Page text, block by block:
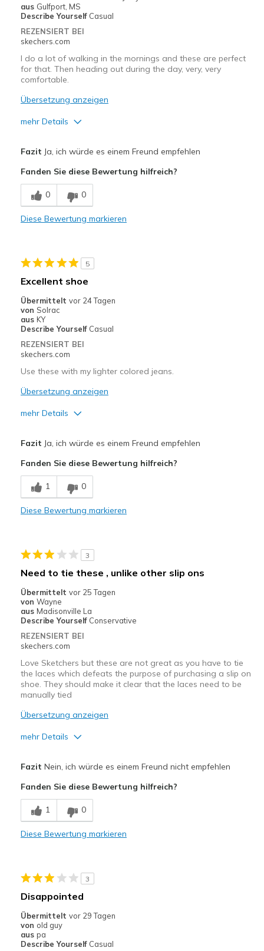
Geeignete Verwendung
Gym shoe
Width
Feels true to width
Sizing
View On Shoes
I'm Into Shoes
aus Gulfport, MS
Describe Yourself Casual
REZENSIERT BEI
skechers.com
I do a lot of walking in the mornings and these are perfect
for that. Then heading out during the day, very, very
comfortable.
Übersetzung anzeigen
mehr Details
Breathe Well
Comfortable
Geeignete Verwendung
Going Out
Width
Sizing
View On Shoes
Shoes are for Wearing
Fazit Ja, ich würde es einem Freund empfehlen
Fanden Sie diese Bewertung hilfreich?
0 0
Diese Bewertung markieren
5
Excellent shoe
Übermittelt vor 24 Tagen
von Solrac
aus KY
Describe Yourself Casual
REZENSIERT BEI
skechers.com
Use these with my lighter colored jeans.
Übersetzung anzeigen
mehr Details
Comfortable
Stylish
Going Out
Travel
Width
Sizing
View On Shoes
I'm Really Into Shoes
Fazit Ja, ich würde es einem Freund empfehlen
Fanden Sie diese Bewertung hilfreich?
1 0
Diese Bewertung markieren
3
Need to tie these , unlike other slip ons
Übermittelt vor 25 Tagen
von Wayne
aus Madisonville La
Describe Yourself Conservative
REZENSIERT BEI
skechers.com
Love Sketchers but these are not great as you have to tie
the laces which defeats the purpose of purchasing a slip on
shoe. They should make it clear that the laces need to be
manually tied
Übersetzung anzeigen
mehr Details
Nachteile
Need to tie the shoe
Feels too narrow
Sizing
View On Shoes
I'm Into Shoes
Fazit Nein, ich würde es einem Freund nicht empfehlen
Fanden Sie diese Bewertung hilfreich?
1 0
Diese Bewertung markieren
3
Disappointed
Übermittelt vor 29 Tagen
von old guy
aus pa
Describe Yourself Casual